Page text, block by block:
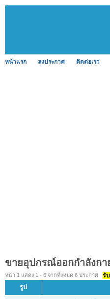
หน้าแรก ลงประกาศ ติดต่อเรา
ขายอุปกรณ์ออกกำลังกา
หน้า 1 แสดง 1 - 6 จากทั้งหมด 6 ประกาศ รั
รูป